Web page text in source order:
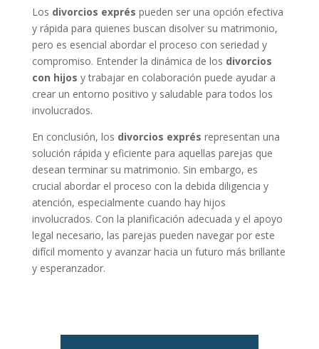
Los divorcios exprés pueden ser una opción efectiva
y rápida para quienes buscan disolver su matrimonio,
pero es esencial abordar el proceso con seriedad y
compromiso. Entender la dinámica de los divorcios
con hijos y trabajar en colaboración puede ayudar a
crear un entorno positivo y saludable para todos los
involucrados.
En conclusión, los divorcios exprés representan una
solución rápida y eficiente para aquellas parejas que
desean terminar su matrimonio. Sin embargo, es
crucial abordar el proceso con la debida diligencia y
atención, especialmente cuando hay hijos
involucrados. Con la planificación adecuada y el apoyo
legal necesario, las parejas pueden navegar por este
difícil momento y avanzar hacia un futuro más brillante
y esperanzador.